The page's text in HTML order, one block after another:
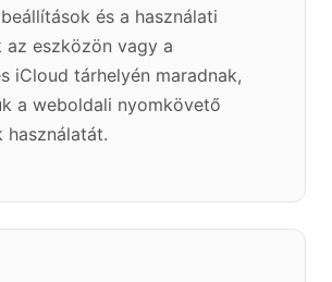
és a használati
az eszközön vagy a
iCloud tárhelyén maradnak,
a weboldali nyomkövető
használatát.